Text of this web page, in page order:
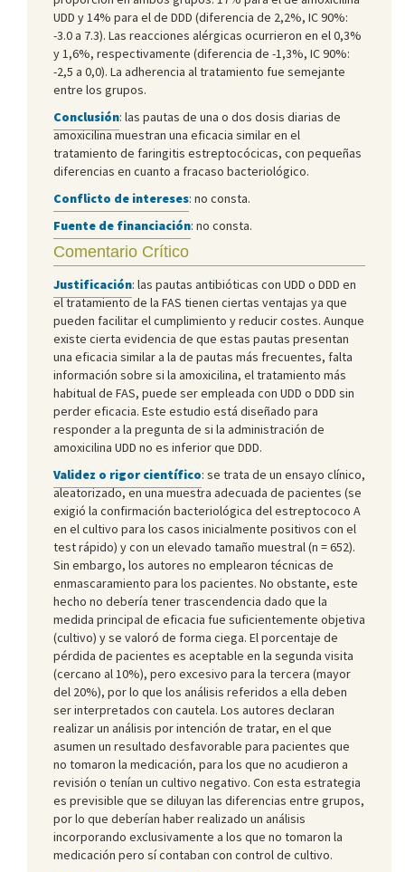
UDD y 14% para el de DDD (diferencia de 2,2%, IC 90%:
-3.0 a 7.3). Las reacciones alérgicas ocurrieron en el 0,3%
y 1,6%, respectivamente (diferencia de -1,3%, IC 90%:
-2,5 a 0,0). La adherencia al tratamiento fue semejante
entre los grupos.
Conclusión: las pautas de una o dos dosis diarias de
amoxicilina muestran una eficacia similar en el
tratamiento de faringitis estreptocócicas, con pequeñas
diferencias en cuanto a fracaso bacteriológico.
Conflicto de intereses: no consta.
Fuente de financiación: no consta.
Comentario Crítico
Justificación: las pautas antibióticas con UDD o DDD en
el tratamiento de la FAS tienen ciertas ventajas ya que
pueden facilitar el cumplimiento y reducir costes. Aunque
existe cierta evidencia de que estas pautas presentan
una eficacia similar a la de pautas más frecuentes, falta
información sobre si la amoxicilina, el tratamiento más
habitual de FAS, puede ser empleada con UDD o DDD sin
perder eficacia. Este estudio está diseñado para
responder a la pregunta de si la administración de
amoxicilina UDD no es inferior que DDD.
Validez o rigor científico: se trata de un ensayo clínico,
aleatorizado, en una muestra adecuada de pacientes (se
exigió la confirmación bacteriológica del estreptococo A
en el cultivo para los casos inicialmente positivos con el
test rápido) y con un elevado tamaño muestral (n = 652).
Sin embargo, los autores no emplearon técnicas de
enmascaramiento para los pacientes. No obstante, este
hecho no debería tener trascendencia dado que la
medida principal de eficacia fue suficientemente objetiva
(cultivo) y se valoró de forma ciega. El porcentaje de
pérdida de pacientes es aceptable en la segunda visita
(cercano al 10%), pero excesivo para la tercera (mayor
del 20%), por lo que los análisis referidos a ella deben
ser interpretados con cautela. Los autores declaran
realizar un análisis por intención de tratar, en el que
asumen un resultado desfavorable para pacientes que
no tomaron la medicación, para los que no acudieron a
revisión o tenían un cultivo negativo. Con esta estrategia
es previsible que se diluyan las diferencias entre grupos,
por lo que deberían haber realizado un análisis
incorporando exclusivamente a los que no tomaron la
medicación pero sí contaban con control de cultivo.